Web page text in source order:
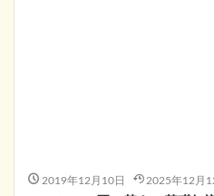
2019年12月10日 2025年12月